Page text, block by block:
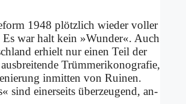
1948 plötz­lich wie­der vol­ler
war halt kein »Wun­der«. Auch
er­hielt nur ei­nen Teil der
Trüm­me­ri­ko­no­gra­fie,
in­mit­ten von Rui­nen.
sind ei­ner­seits über­zeu­gend, an­